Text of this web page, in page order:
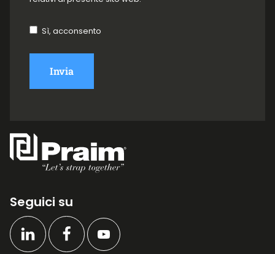
Sì, acconsento
Invia
Seguici su